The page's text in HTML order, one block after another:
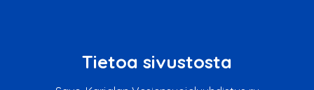
Tietoa sivustosta